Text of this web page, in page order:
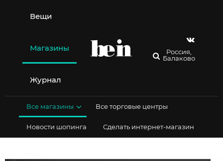
содержимому
Вещи
Магазины
Журнал
Россия,
Балаково
Все магазины Все торговые центры
Новости шопинга Сделать интернет-магазин